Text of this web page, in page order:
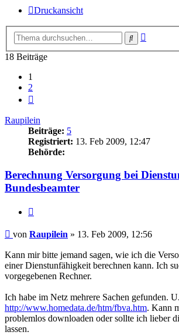
Druckansicht
Suche
18 Beiträge
1
2
Raupilein
Beiträge: 5
Registriert: 13. Feb 2009, 12:47
Behörde:
Berechnung Versorgung bei
Bundesbeamter
Beitrag
von Raupilein » 13. Feb 2009, 12:56
Kann mir bitte jemand sagen, wie ich die
einer Dienstunfähigkeit berechnen kann. Ich
vorgegebenen Rechner.
Ich habe im Netz mehrere Sachen gefunden.
http://www.homedata.de/htm/fbva.htm. Kann
problemlos downloaden oder sollte ich lieber
lassen.